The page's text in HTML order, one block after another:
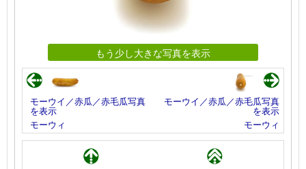
もう少し大きな写真を表示
モーウイ／赤瓜／赤毛瓜写真
を表示
モーウィ
モーウイ／赤瓜／赤毛瓜写真
を表示
モーウィ